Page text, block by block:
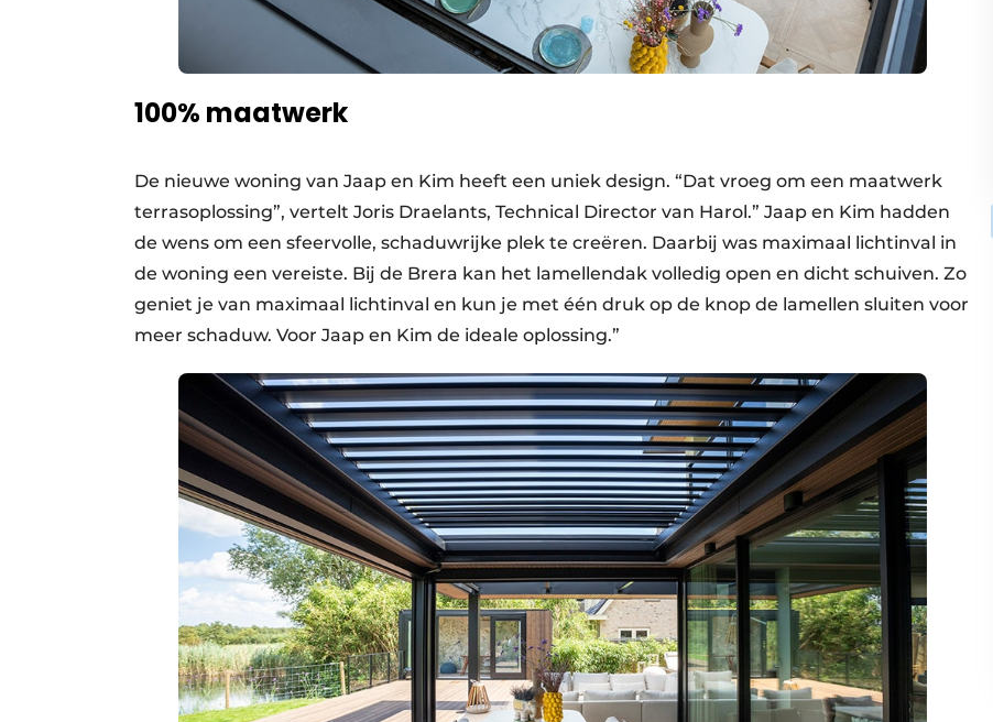
100% maatwerk
De nieuwe woning van Jaap en Kim heeft een uniek design. “Dat vroeg om een maatwerk
terrasoplossing”, vertelt Joris Draelants, Technical Director van Harol.” Jaap en Kim hadden
de wens om een sfeervolle, schaduwrijke plek te creëren. Daarbij was maximaal lichtinval in
de woning een vereiste. Bij de Brera kan het lamellendak volledig open en dicht schuiven. Zo
geniet je van maximaal lichtinval en kun je met één druk op de knop de lamellen sluiten voor
meer schaduw. Voor Jaap en Kim de ideale oplossing.”